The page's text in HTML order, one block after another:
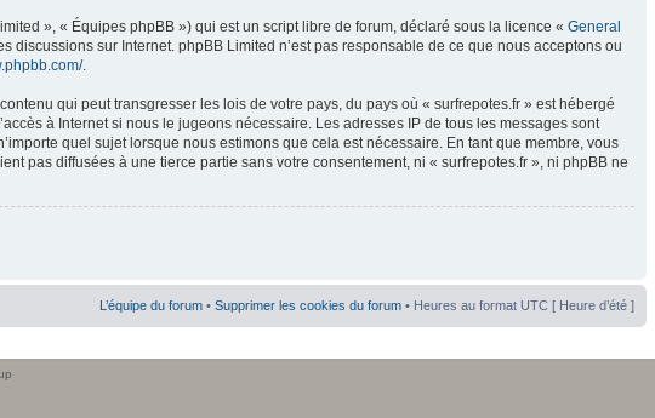
», « Équipes phpBB ») qui est un script libre de forum, déclaré sous la licence « General
discussions sur Internet. phpBB Limited n’est pas responsable de ce que nous acceptons ou
.
qui peut transgresser les lois de votre pays, du pays où « surfrepotes.fr » est hébergé
à Internet si nous le jugeons nécessaire. Les adresses IP de tous les messages sont
quel sujet lorsque nous estimons que cela est nécessaire. En tant que membre, vous
pas diffusées à une tierce partie sans votre consentement, ni « surfrepotes.fr », ni phpBB ne
L’équipe du forum • Supprimer les cookies du forum • Heures au format UTC [ Heure d’été ]